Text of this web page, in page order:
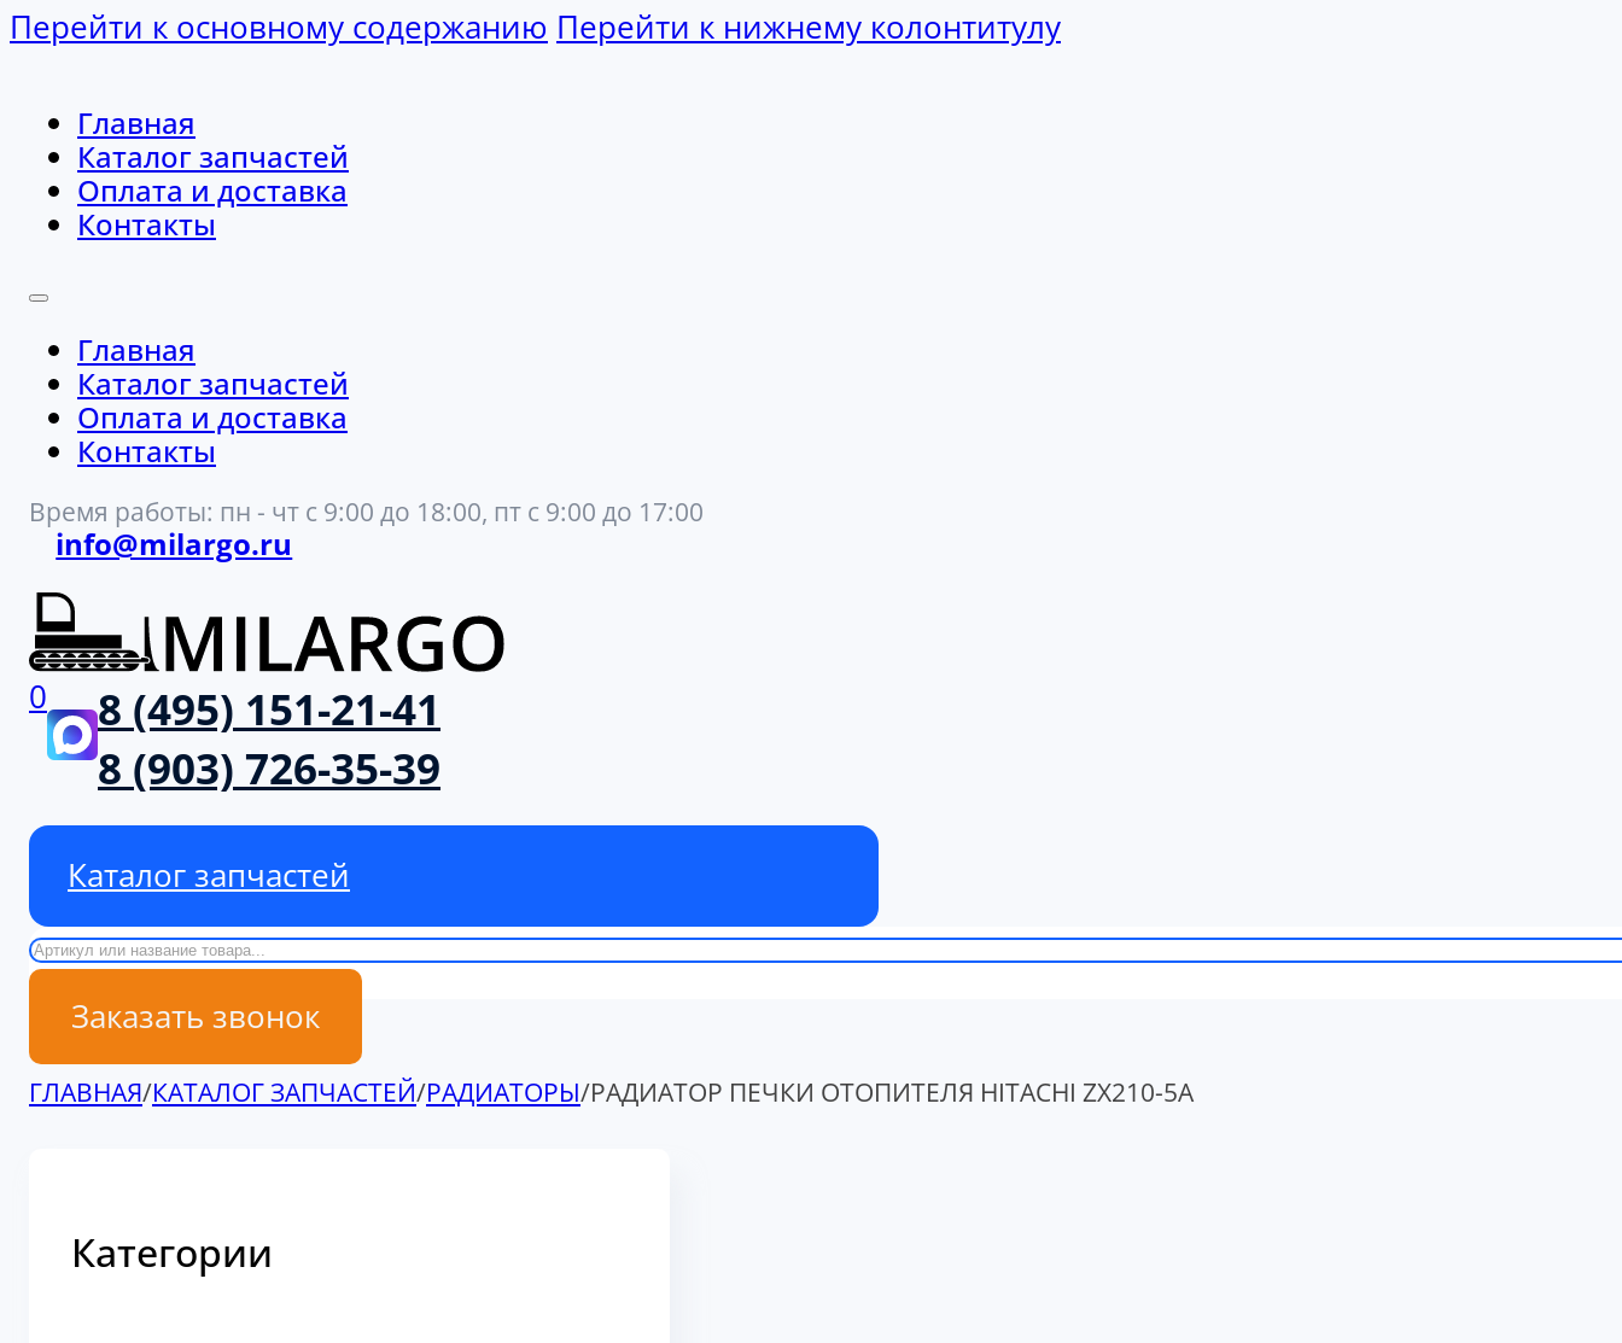
Перейти к основному содержанию Перейти к нижнему колонтитулу
Главная
Каталог запчастей
Оплата и доставка
Контакты
Главная
Каталог запчастей
Оплата и доставка
Контакты
Время работы: пн - чт с 9:00 до 18:00, пт с 9:00 до 17:00
info@milargo.ru
0
8 (495) 151-21-41
8 (903) 726-35-39
Каталог запчастей
Поиск
Заказать звонок
ГЛАВНАЯ/КАТАЛОГ ЗАПЧАСТЕЙ/РАДИАТОРЫ/РАДИАТОР ПЕЧКИ ОТОПИТЕЛЯ HITACHI ZX210-5A
Категории